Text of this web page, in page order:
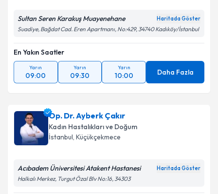
Kişisel verilerimin işlenmesine ilişkin Aydınlatma
Metni'ni okudum ve kişisel verilerimin belirtilen
kapsamda işlenmesini kabul ediyorum.
Takvim Talebini Gönder
Sultan Seren Karakuş Muayenehane Haritada Göster
Suadiye, Bağdat Cad. Eren Apartmanı, No:429, 34740 Kadıköy/İstanbul
En Yakın Saatler
Yarın
09:00
Yarın
09:30
Yarın
10:00 Daha Fazla
Op. Dr. Ayberk Çakır
Kadın Hastalıkları ve Doğum
İstanbul, Küçükçekmece
Acıbadem Üniversitesi Atakent Hastanesi Haritada Göster
Halkalı Merkez, Turgut Özal Blv No:16, 34303